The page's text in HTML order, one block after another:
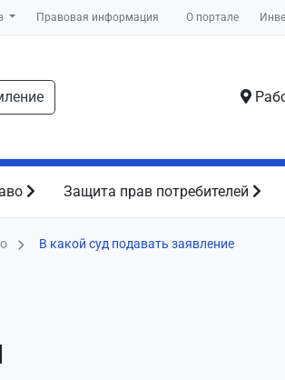
Правовая информация О портале
Защита прав потребителей
В какой суд подавать заявление